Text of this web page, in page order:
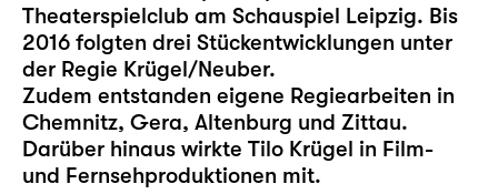
Theaterspielclub am Schauspiel Leipzig. Bis
2016 folgten drei Stückentwicklungen unter
der Regie Krügel/Neuber.
Zudem entstanden eigene Regiearbeiten in
Chemnitz, Gera, Altenburg und Zittau.
Darüber hinaus wirkte Tilo Krügel in Film-
und Fernsehproduktionen mit.